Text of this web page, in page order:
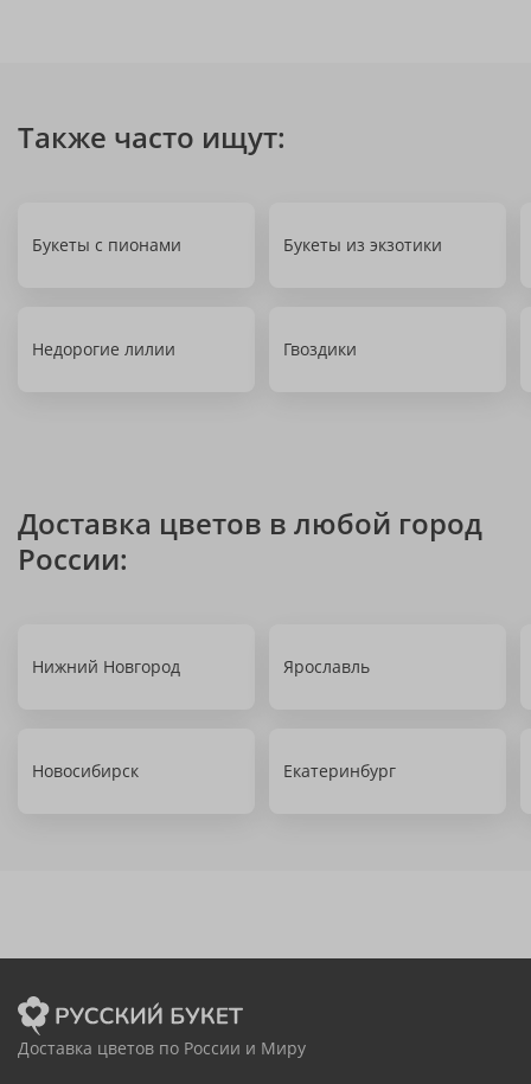
Также часто ищут:
Букеты с пионами Букеты из экзотики
Недорогие лилии Гвоздики
Доставка цветов в любой город
России:
Нижний Новгород Ярославль
Новосибирск Екатеринбург
Доставка цветов по России и Миру